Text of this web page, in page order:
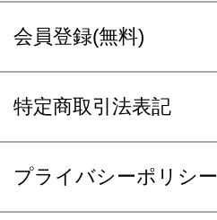
会員登録(無料)
特定商取引法表記
プライバシーポリシー